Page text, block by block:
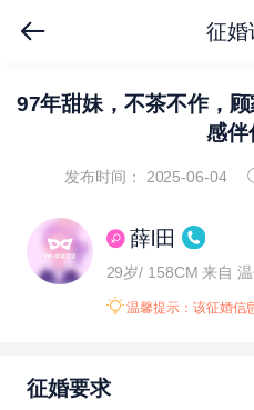
征婚
97年甜妹，不茶不作，
感伴
发布时间： 2025-06-04
薛l田
29岁/ 158CM 来自
温馨提示：该征婚信
征婚要求